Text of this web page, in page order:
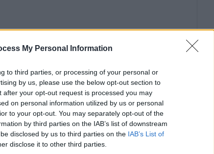
My Personal Information
to third parties, or processing of your personal or
by us, please use the below opt-out section to
your opt-out request is processed you may
on personal information utilized by us or personal
to your opt-out. You may separately opt-out of the
by third parties on the IAB’s list of downstream
disclosed by us to third parties on the IAB’s List of
disclose it to other third parties.
rollen som
”Känns fantastiskt”